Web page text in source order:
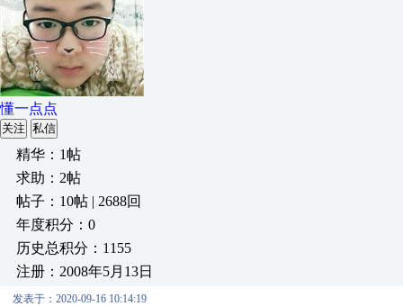
懂一点点
关注 私信
精华：1帖
求助：2帖
帖子：10帖 | 2688回
年度积分：0
历史总积分：1155
注册：2008年5月13日
发表于：2020-09-16 10:14:19